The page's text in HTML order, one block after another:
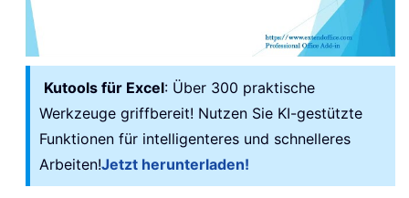
Kutools für Excel: Über 300 praktische
Werkzeuge griffbereit! Nutzen Sie KI-gestützte
Funktionen für intelligenteres und schnelleres
Arbeiten!Jetzt herunterladen!